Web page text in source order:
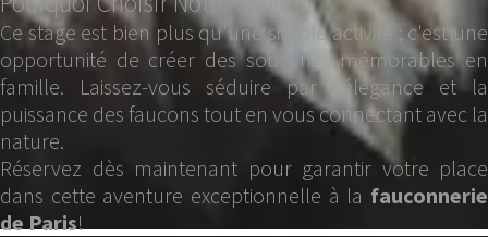
Ce stage est bien plus qu'une simple activité ; c'est une
opportunité de créer des souvenirs mémorables en
famille. Laissez-vous séduire par l'élégance et la
puissance des faucons tout en vous connectant avec la
nature.
Réservez dès maintenant pour garantir votre place
dans cette aventure exceptionnelle à la fauconnerie
de Paris!